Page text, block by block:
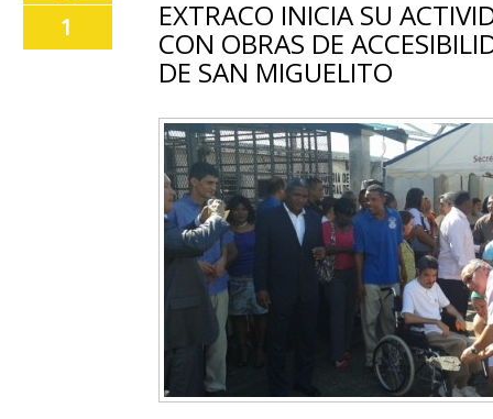
1 EXTRACO INICIA SU
CON OBRAS DE
DE SAN MIGUELITO